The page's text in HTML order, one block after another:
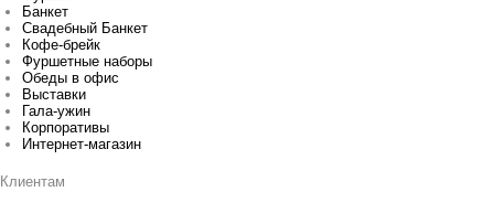
Банкет
Свадебный Банкет
Кофе-брейк
Фуршетные наборы
Обеды в офис
Выставки
Гала-ужин
Корпоративы
Интернет-магазин
Клиентам